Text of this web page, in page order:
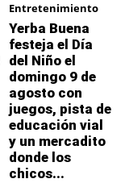
Entretenimiento
Yerba Buena
festeja el Día
del Niño el
domingo 9 de
agosto con
juegos, pista de
educación vial
y un mercadito
donde los
chicos...